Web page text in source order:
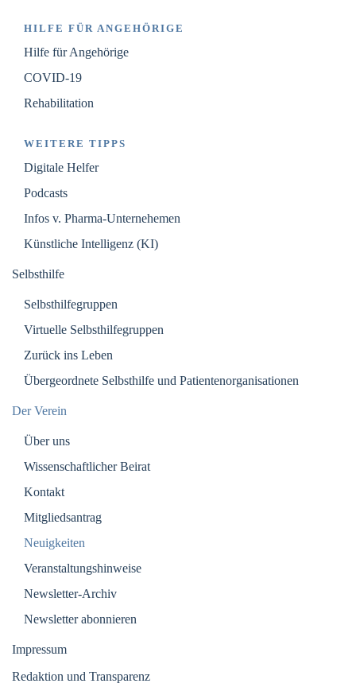
HILFE FÜR ANGEHÖRIGE
Hilfe für Angehörige
COVID-19
Rehabilitation
WEITERE TIPPS
Digitale Helfer
Podcasts
Infos v. Pharma-Unternehemen
Künstliche Intelligenz (KI)
Selbsthilfe
Selbsthilfegruppen
Virtuelle Selbsthilfegruppen
Zurück ins Leben
Übergeordnete Selbsthilfe und Patientenorganisationen
Der Verein
Über uns
Wissenschaftlicher Beirat
Kontakt
Mitgliedsantrag
Neuigkeiten
Veranstaltungshinweise
Newsletter-Archiv
Newsletter abonnieren
Impressum
Redaktion und Transparenz